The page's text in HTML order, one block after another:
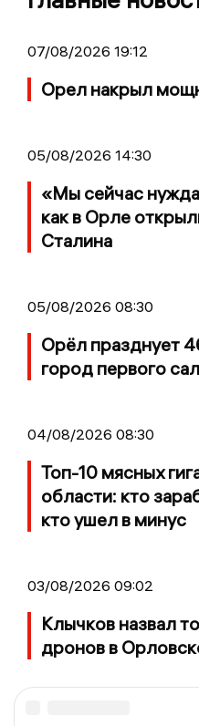
07/08/2026 19:12
Орел накрыл
05/08/2026 14:30
«Мы сейчас
как в Орле
Сталина
05/08/2026 08:30
Орёл празднует
город первого
04/08/2026 08:30
Топ-10 мясных
области: кто
кто ушел в минус
03/08/2026 09:02
Клычков назвал
дронов в